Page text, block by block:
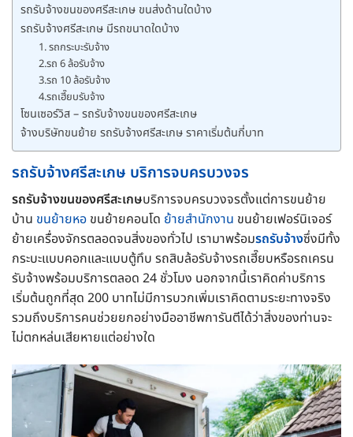
รถรับจ้างขนของศรีสะเกษ ขนส่งด้านใดบ้าง
รถรับจ้างศรีสะเกษ มีรถขนาดใดบ้าง
1. รถกระบะรับจ้าง
2.รถ 6 ล้อรับจ้าง
3.รถ 10 ล้อรับจ้าง
4.รถเฮี๊ยบรับจ้าง
โซนเซอร์วิส – รถรับจ้างขนของศรีสะเกษ
จ้างบริษัทขนย้าย รถรับจ้างศรีสะเกษ ราคาเริ่มต้นกี่บาท
รถรับจ้างศรีสะเกษ บริการจบครบวงจร
รถรับจ้างขนของศรีสะเกษบริการจบครบวงจรตั้งแต่การขนย้าย
บ้าน ขนย้ายหอ ขนย้ายคอนโด ย้ายสำนักงาน ขนย้ายเฟอร์นิเจอร์
ย้ายเครื่องจักรตลอดจนสิ่งของทั่วไป เรามาพร้อมรถรับจ้างซึ่งมีทั้ง
กระบะแบบคอกและแบบตู้ทึบ รถสิบล้อรับจ้างรถเฮี๊ยบหรือรถเครน
รับจ้างพร้อมบริการตลอด 24 ชั่วโมง นอกจากนี้เราคิดค่าบริการ
เริ่มต้นถูกที่สุด 200 บาทไม่มีการบวกเพิ่มเราคิดตามระยะทางจริง
รวมถึงบริการคนช่วยยกอย่างมืออาชีพการันตีได้ว่าสิ่งของท่านจะ
ไม่ตกหล่นเสียหายแต่อย่างใด